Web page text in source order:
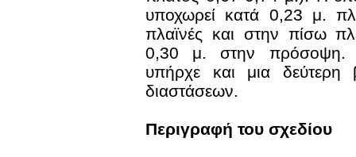
υποχωρεί κατά 0,23 μ.
πλαϊνές και στην πίσω
0,30 μ. στην πρόσοψη.
υπήρχε και μια δεύτερη
διαστάσεων.
Περιγραφή του σχεδίου